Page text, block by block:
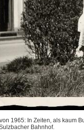
1965: In Zeiten, als kaum
Bahnhof.